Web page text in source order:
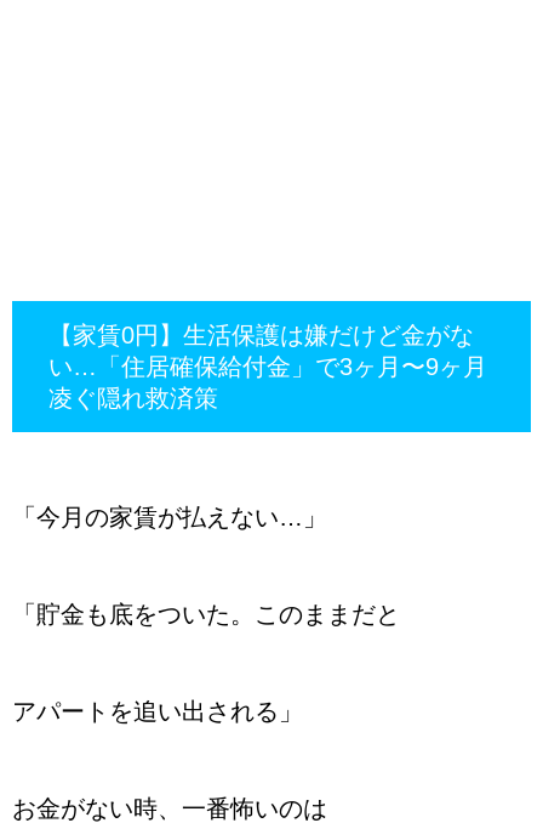
【家賃0円】生活保護は嫌だけど金がな
い…「住居確保給付金」で3ヶ月〜9ヶ月
凌ぐ隠れ救済策
「今月の家賃が払えない…」
「貯金も底をついた。このままだと
アパートを追い出される」
お金がない時、一番怖いのは